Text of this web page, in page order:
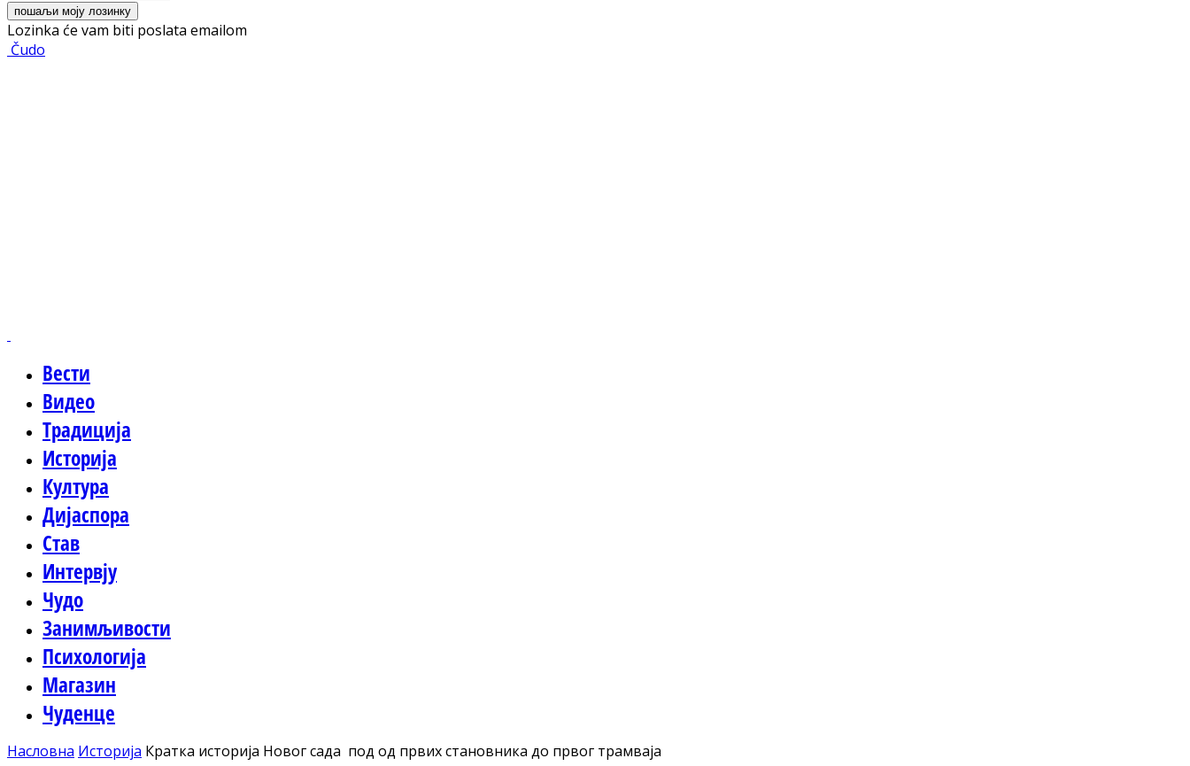
Lozinka će vam biti poslata emailom
Čudo
Вести
Видео
Традиција
Историја
Култура
Дијаспора
Став
Интервју
Чудо
Занимљивости
Психологија
Магазин
Чуденце
Насловна Историја Кратка историја Новог сада под од првих становника до првог трамваја